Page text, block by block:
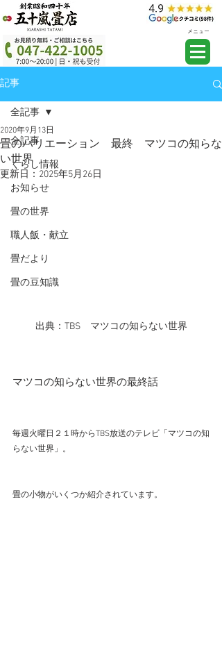
メニュー
記事
全記事
くらし情報
お知らせ
畳の世界
職人飯・献立
畳だより
畳の豆知識
全記事
畳のバリエーション 最終 マツコの知らな
い世界
2020年9月13日
更新日： 2025年5月26日
出典：TBS　マツコの知らない世界
マツコの知らない世界の最終話
毎週火曜日２１時からTBS放送のテレビ「マツコの知
らない世界」。
畳の小物がいくつか紹介されています。